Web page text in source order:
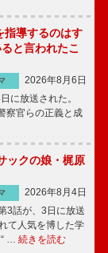
指導するのはす
と言われたこ
2026年8月6日
に放送された。
察官らの正義と成
ックの娘・梶原
2026年8月4日
3話が、3日に放送
て人気を博した学
“ … 続きを読む